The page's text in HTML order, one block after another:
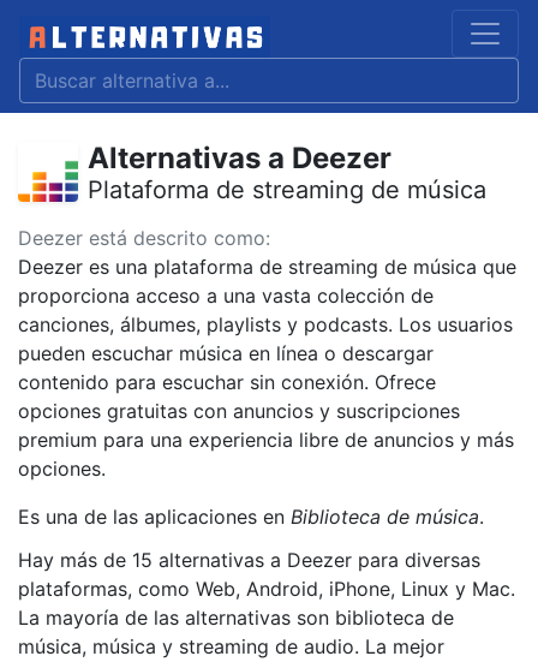
Alternativas a Deezer
Plataforma de streaming de música
Deezer está descrito como:
Deezer es una plataforma de streaming de música que
proporciona acceso a una vasta colección de
canciones, álbumes, playlists y podcasts. Los usuarios
pueden escuchar música en línea o descargar
contenido para escuchar sin conexión. Ofrece
opciones gratuitas con anuncios y suscripciones
premium para una experiencia libre de anuncios y más
opciones.
Es una de las aplicaciones en Biblioteca de música.
Hay más de 15 alternativas a Deezer para diversas
plataformas, como Web, Android, iPhone, Linux y Mac.
La mayoría de las alternativas son biblioteca de
música, música y streaming de audio. La mejor